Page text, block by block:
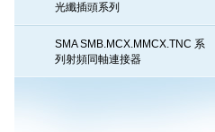
光纖插頭系列
SMA SMB.MCX.MMCX.TNC 系
列射頻同軸連接器